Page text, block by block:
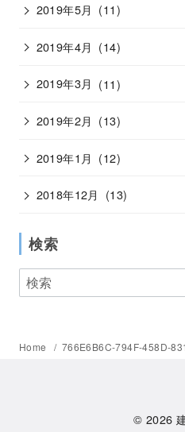
2019年5月 (11)
2019年4月 (14)
2019年3月 (11)
2019年2月 (13)
2019年1月 (12)
2018年12月 (13)
検索
Home 766E6B6C-794F-458D-
© 2026